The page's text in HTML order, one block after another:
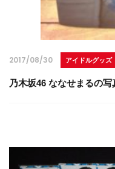
2017/08/30 アイドルグッズ
乃木坂46 ななせまるの